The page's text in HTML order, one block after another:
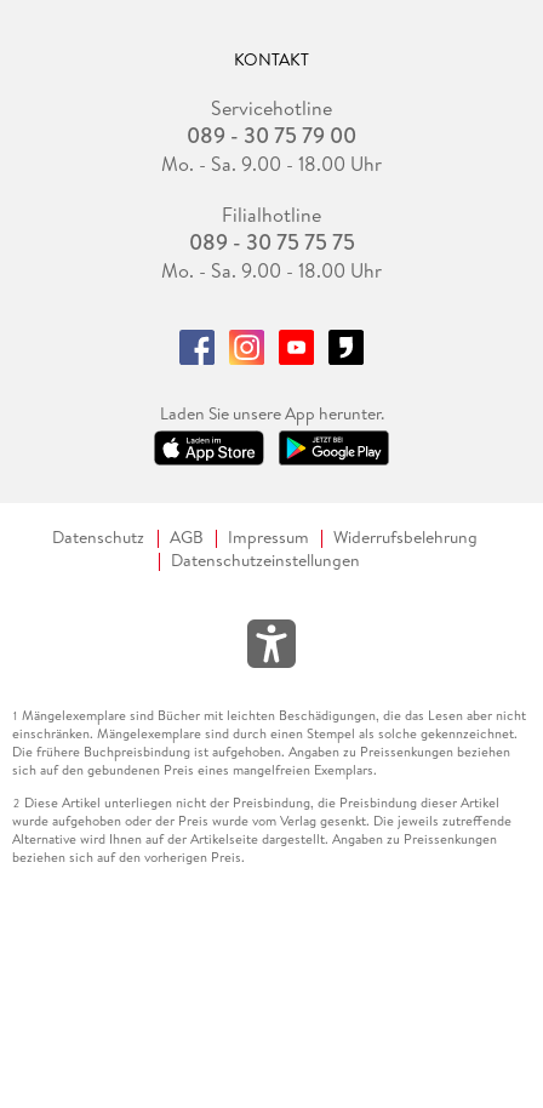
KONTAKT
Servicehotline
089 - 30 75 79 00
Mo. - Sa. 9.00 - 18.00 Uhr
Filialhotline
089 - 30 75 75 75
Mo. - Sa. 9.00 - 18.00 Uhr
Laden Sie unsere App herunter.
Datenschutz AGB Impressum
Widerrufsbelehrung
Datenschutzeinstellungen
1 Mängelexemplare sind Bücher mit leichten Beschädigungen, die das Lesen aber nicht
einschränken. Mängelexemplare sind durch einen Stempel als solche gekennzeichnet.
Die frühere Buchpreisbindung ist aufgehoben. Angaben zu Preissenkungen beziehen
sich auf den gebundenen Preis eines mangelfreien Exemplars.
2 Diese Artikel unterliegen nicht der Preisbindung, die Preisbindung dieser Artikel
wurde aufgehoben oder der Preis wurde vom Verlag gesenkt. Die jeweils zutreffende
Alternative wird Ihnen auf der Artikelseite dargestellt. Angaben zu Preissenkungen
beziehen sich auf den vorherigen Preis.